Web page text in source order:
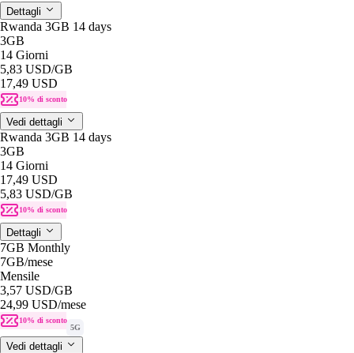
Dettagli
Rwanda 3GB 14 days
3GB
14 Giorni
5,83 USD/GB
17,49 USD
10% di sconto
Vedi dettagli
Rwanda 3GB 14 days
3GB
14 Giorni
17,49 USD
5,83 USD/GB
10% di sconto
Dettagli
7GB Monthly
7GB/mese
Mensile
3,57 USD/GB
24,99 USD/mese
10% di sconto
5G
Vedi dettagli